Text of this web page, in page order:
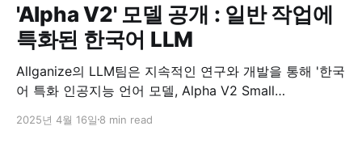
'Alpha V2' 모델 공개 : 일반 작업에
특화된 한국어 LLM
Allganize의 LLM팀은 지속적인 연구와 개발을 통해 '한국
어 특화 인공지능 언어 모델, Alpha V2 Small
에 최적화된 뛰어난 성능을 자랑하며, 일상적인 업무부터
2025년 4월 16일 8 min read